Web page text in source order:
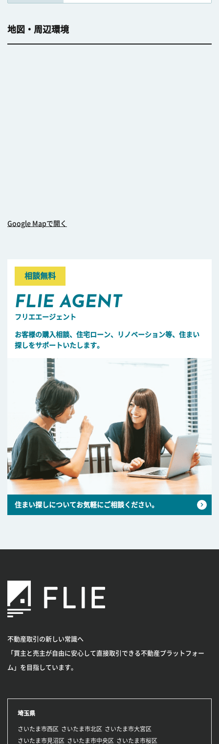
地図・周辺環境
Google Mapで開く
相談無料
FLIE AGENT
フリエエージェント
お客様の購入相談、住宅ローン、リノベーション等、住まい
探しをサポートいたします。
住まい探しについてお気軽にご相談ください。
不動産取引の新しい常識へ
「買主と売主が自由に安心して直接取引できる不動産プラットフォー
ム」を目指しています。
埼玉県
さいたま市西区 さいたま市北区
さいたま市大宮区
さいたま市見沼区
さいたま市中央区
さいたま市桜区